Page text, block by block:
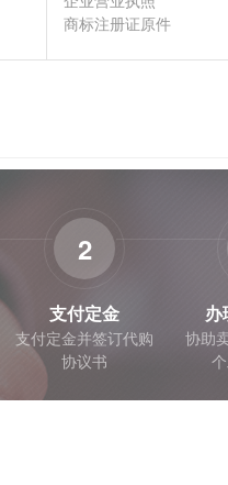
商标注册证原件
2
支付定金
支付定金并签订代购
协议书
办
协助